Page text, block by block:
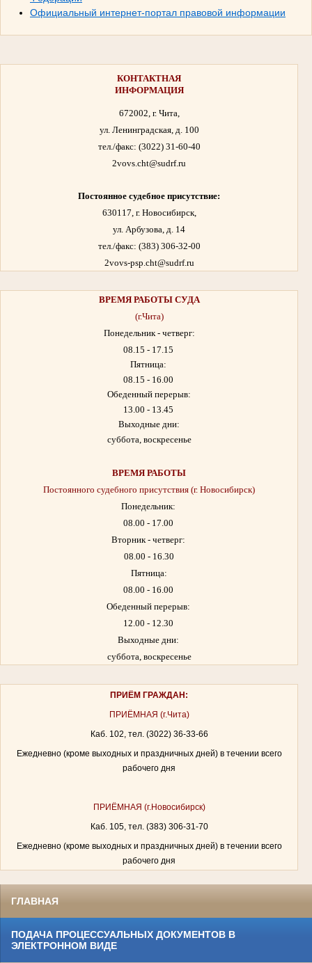
Официальный интернет-портал правовой информации
КОНТАКТНАЯ
ИНФОРМАЦИЯ
672002, г. Чита,
ул. Ленинградская, д. 100
тел./факс: (3022) 31-60-40
2vovs.cht@sudrf.ru
Постоянное судебное присутствие:
630117, г. Новосибирск,
ул. Арбузова, д. 14
тел./факс: (383) 306-32-00
2vovs-psp.cht@sudrf.ru
ВРЕМЯ РАБОТЫСУДА
(г.Чита)
Понедельник - четверг:
08.15 - 17.15
Пятница:
08.15 - 16.00
Обеденный перерыв:
13.00 - 13.45
Выходные дни:
суббота, воскресенье
ВРЕМЯ РАБОТЫ
Постоянного судебного присутствия (г. Новосибирск)
Понедельник:
08.00 - 17.00
Вторник - четверг:
08.00 - 16.30
Пятница:
08.00 - 16.00
Обеденный перерыв:
12.00 - 12.30
Выходные дни:
суббота, воскресенье
ПРИЁМ ГРАЖДАН:
ПРИЁМНАЯ (г.Чита)
Каб. 102, тел. (3022) 36-33-66
Ежедневно (кроме выходных и праздничных дней) в течении всего
рабочего дня
ПРИЁМНАЯ (г.Новосибирск)
Каб. 105, тел. (383) 306-31-70
Ежедневно (кроме выходных и праздничных дней) в течении всего
рабочего дня
ГЛАВНАЯ
ПОДАЧА ПРОЦЕССУАЛЬНЫХ ДОКУМЕНТОВ В
ЭЛЕКТРОННОМ ВИДЕ